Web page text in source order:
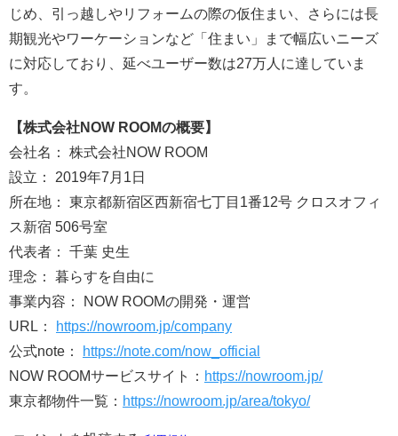
じめ、引っ越しやリフォームの際の仮住まい、さらには長
期観光やワーケーションなど「住まい」まで幅広いニーズ
に対応しており、延べユーザー数は27万人に達していま
す。
【株式会社NOW ROOMの概要】
会社名： 株式会社NOW ROOM
設立： 2019年7月1日
所在地： 東京都新宿区西新宿七丁目1番12号 クロスオフィ
ス新宿 506号室
代表者： 千葉 史生
理念： 暮らすを自由に
事業内容： NOW ROOMの開発・運営
URL：
https://nowroom.jp/company
公式note：
https://note.com/now_official
NOW ROOMサービスサイト： https://nowroom.jp/
東京都物件一覧： https://nowroom.jp/area/tokyo/